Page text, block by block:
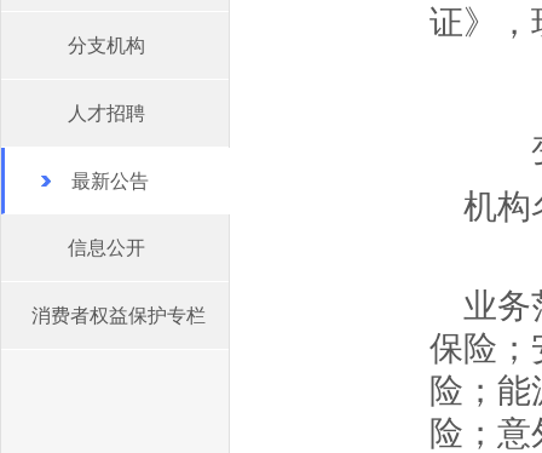
分支机构
人才招聘
最新公告
信息公开
消费者权益保护专栏
变更
机
业务
保险；
险；
险；